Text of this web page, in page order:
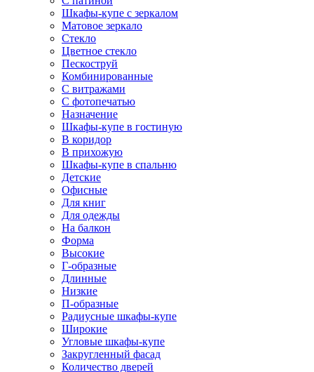
Шкафы-купе с зеркалом
Матовое зеркало
Стекло
Цветное стекло
Пескоструй
Комбинированные
С витражами
С фотопечатью
Назначение
Шкафы-купе в гостиную
В коридор
В прихожую
Шкафы-купе в спальню
Детские
Офисные
Для книг
Для одежды
На балкон
Форма
Высокие
Г-образные
Длинные
Низкие
П-образные
Радиусные шкафы-купе
Широкие
Угловые шкафы-купе
Закругленный фасад
Количество дверей